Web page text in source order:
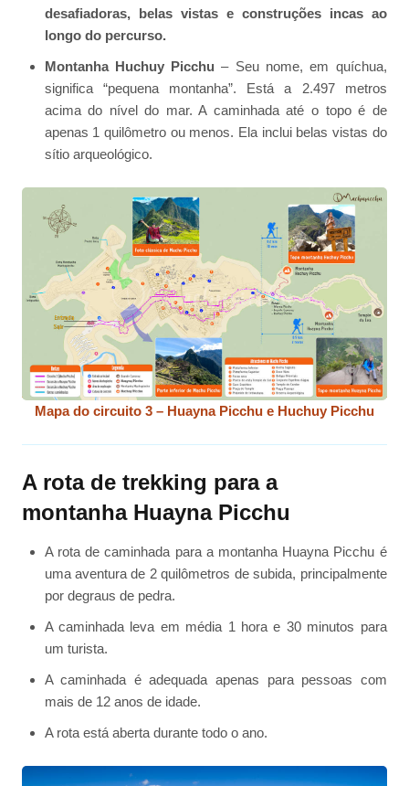
desafiadoras, belas vistas e construções incas ao
longo do percurso.
Montanha Huchuy Picchu – Seu nome, em quíchua,
significa “pequena montanha”. Está a 2.497 metros
acima do nível do mar. A caminhada até o topo é de
apenas 1 quilômetro ou menos. Ela inclui belas vistas do
sítio arqueológico.
Mapa do circuito 3 – Huayna Picchu e Huchuy Picchu
A rota de trekking para a
montanha Huayna Picchu
A rota de caminhada para a montanha Huayna Picchu é
uma aventura de 2 quilômetros de subida, principalmente
por degraus de pedra.
A caminhada leva em média 1 hora e 30 minutos para
um turista.
A caminhada é adequada apenas para pessoas com
mais de 12 anos de idade.
A rota está aberta durante todo o ano.